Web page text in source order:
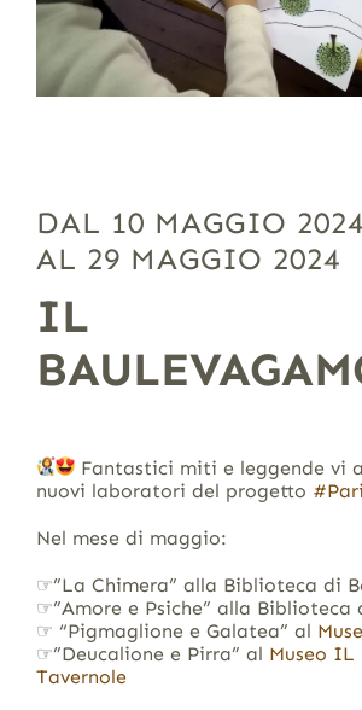
DAL 10 MAGGIO 2024
AL 29 MAGGIO 2024
IL
Fantastici miti e leggende vi
nuovi laboratori del progetto
Nel mese di maggio:
☞”La Chimera” alla Biblioteca di
☞”Amore e Psiche” alla Biblioteca
☞ “Pigmaglione e Galatea” al
☞”Deucalione e Pirra” al Museo IL
Tavernole